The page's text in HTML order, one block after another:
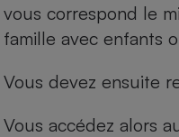
vous correspond le
famille avec enfants
Vous devez ensuite
Vous accédez alors